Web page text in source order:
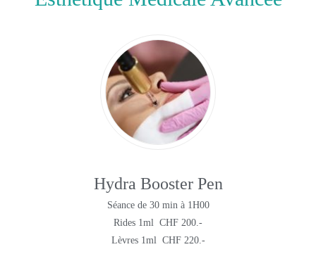
Hydra Booster Pen
Séance de 30 min à 1H00
Rides 1ml CHF 200.-
Lèvres 1ml CHF 220.-